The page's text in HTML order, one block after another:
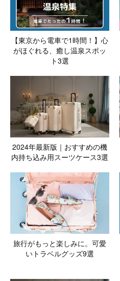
【東京から電車で1時間！】心
がほぐれる、癒し温泉スポッ
ト3選
2024年最新版｜おすすめの機
内持ち込み用スーツケース3選
旅行がもっと楽しみに。可愛
いトラベルグッズ9選